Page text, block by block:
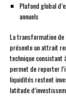
Plafond global
annuels
La transformation de
présente un attrait
technique consistant
permet de reporter
liquidités restent
latitude